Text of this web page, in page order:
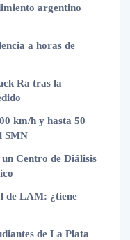
argentino
a horas de
Ra tras la
km/h y hasta 50
SMN
Centro de Diálisis
de LAM: ¿tiene
de La Plata